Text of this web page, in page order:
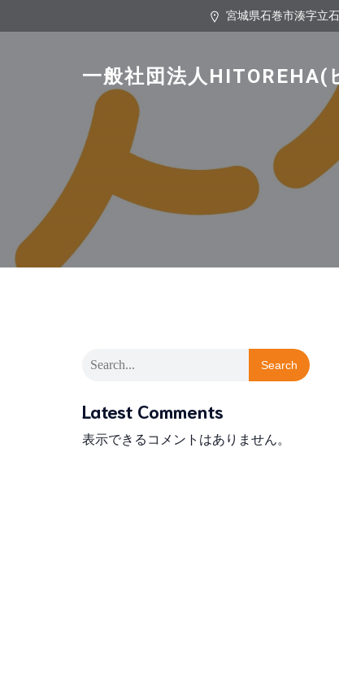
宮城県石巻市湊字立
一般社団法人HITOREHA(
Search
Latest Comments
表示できるコメントはありません。